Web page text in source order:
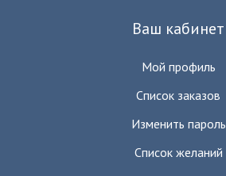
Ваш кабинет
Мой профиль
Список заказов
Изменить пароль
Список желаний